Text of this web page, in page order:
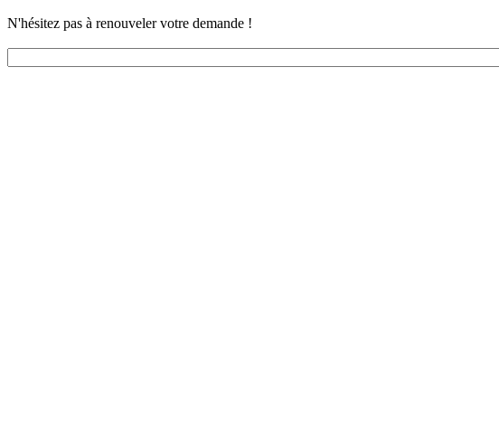
N'hésitez pas à renouveler votre demande !